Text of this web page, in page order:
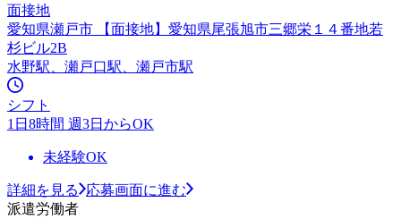
面接地
愛知県瀬戸市 【面接地】愛知県尾張旭市三郷栄１４番地若
杉ビル2B
水野駅、瀬戸口駅、瀬戸市駅
シフト
1日8時間 週3日からOK
未経験OK
詳細を見る
応募画面に進む
派遣労働者